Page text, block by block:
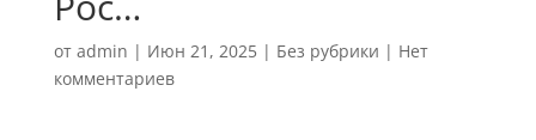
от admin | Июн 21, 2025| Без рубрики | Нет
комментариев